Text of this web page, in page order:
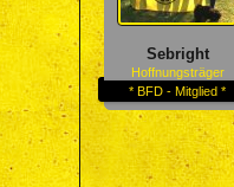
Sebright
Hoffnungsträger
* BFD - Mitglied *